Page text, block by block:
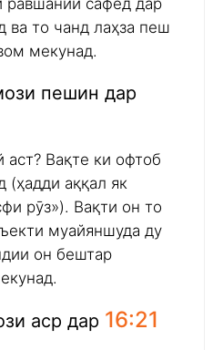
ва то чанд лаҳза пеш
мекунад.
пешин дар
аст? Вақте ки офтоб
(ҳадди аққал як
рӯз»). Вақти он то
муайяншуда ду
он бештар
аср дар 16:21